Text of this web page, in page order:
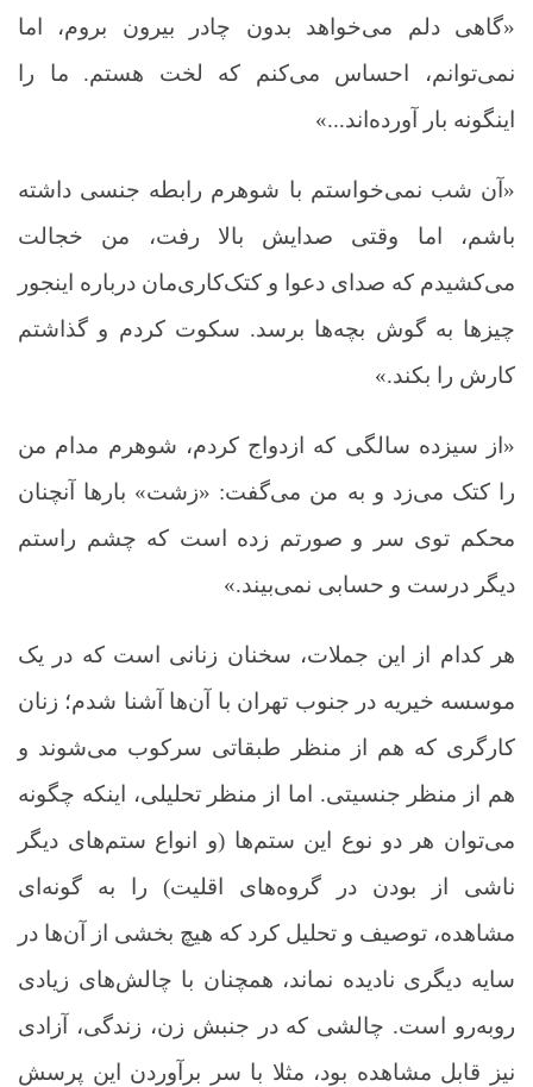
«گاهی دلم می‌خواهد بدون چادر بیرون بروم، اما
نمی‌توانم، احساس می‌کنم که لخت هستم. ما را
اینگونه بار آورده‌اند...»
«آن شب نمی‌خواستم با شوهرم رابطه جنسی داشته
باشم، اما وقتی صدایش بالا رفت، من خجالت
می‌کشیدم که صدای دعوا و کتک‌کاری‌مان درباره اینجور
چیزها به گوش بچه‌ها برسد. سکوت کردم و گذاشتم
کارش را بکند.»
«از سیزده سالگی که ازدواج کردم، شوهرم مدام من
را کتک می‌زد و به من می‌گفت: «زشت» بارها آنچنان
محکم توی سر و صورتم زده است که چشم راستم
دیگر درست و حسابی نمی‌بیند.»
هر کدام از این جملات، سخنان زنانی است که در یک
موسسه خیریه در جنوب تهران با آن‌ها آشنا شدم؛ زنان
کارگری که هم از منظر طبقاتی سرکوب می‌شوند و
هم از منظر جنسیتی. اما از منظر تحلیلی، اینکه چگونه
می‌توان هر دو نوع این ستم‌ها (و انواع ستم‌های دیگر
ناشی از بودن در گروه‌های اقلیت) را به گونه‌ای
مشاهده، توصیف و تحلیل کرد که هیچ بخشی از آن‌ها در
سایه دیگری نادیده نماند، همچنان با چالش‌های زیادی
روبه‌رو است. چالشی که در جنبش زن، زندگی، آزادی
نیز قابل مشاهده بود، مثلا با سر برآوردن این پرسش